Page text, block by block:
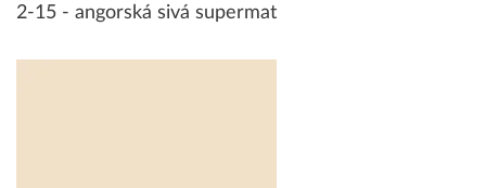
2-15 - angorská sivá supermat